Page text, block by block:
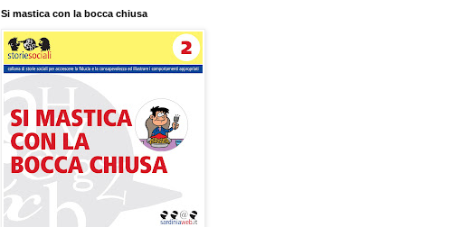
Si mastica con la bocca chiusa